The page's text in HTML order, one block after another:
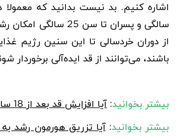
سالگی و پسران تا سن 25
از دوران خردسالی تا این سنین رژیم
باشند، می‌توانند از قد ایده‌آلی برخوردار
بیشتر بخوانید:آیا افزایش قد بعد از 18 سالگی امکان دارد؟
بیشتر بخوانید:آیا تزریق هورمون رشد